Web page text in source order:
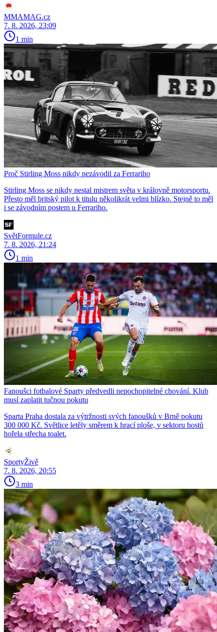
MMAMAG.cz
7. 8. 2026, 23:09
1 min
Proč Stirling Moss nikdy nezávodil za Ferrariho
Stirling Moss se nikdy nestal mistrem světa v královně motorsportu.
Přesto měl britský pilot k titulu několikrát velmi blízko. Stejně to měl
i se závodním postem u Ferrariho.
SvětFormule.cz
7. 8. 2026, 21:24
1 min
Fanoušci fotbalové Sparty předvedli nepochopitelné chování. Klub
musí zaplatit tučnou pokutu
Sparta Praha dostala za výtržnosti svých fanoušků v Brně pokutu
300 000 Kč. Světlice letěly směrem k hrací ploše, v sektoru hostů
hořela střecha toalet.
SportyŽivě
7. 8. 2026, 20:55
3 min